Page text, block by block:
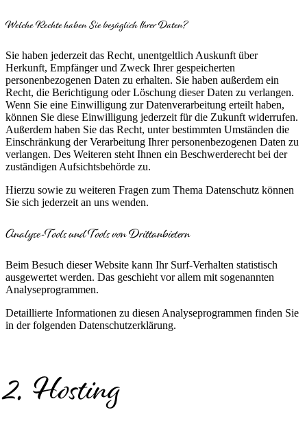
Welche Rechte haben Sie bezüglich Ihrer Daten?
Sie haben jederzeit das Recht, unentgeltlich Auskunft über
Herkunft, Empfänger und Zweck Ihrer gespeicherten
personenbezogenen Daten zu erhalten. Sie haben außerdem ein
Recht, die Berichtigung oder Löschung dieser Daten zu verlangen.
Wenn Sie eine Einwilligung zur Datenverarbeitung erteilt haben,
können Sie diese Einwilligung jederzeit für die Zukunft widerrufen.
Außerdem haben Sie das Recht, unter bestimmten Umständen die
Einschränkung der Verarbeitung Ihrer personenbezogenen Daten zu
verlangen. Des Weiteren steht Ihnen ein Beschwerderecht bei der
zuständigen Aufsichtsbehörde zu.
Hierzu sowie zu weiteren Fragen zum Thema Datenschutz können
Sie sich jederzeit an uns wenden.
Analyse-Tools und Tools von Dritt­anbietern
Beim Besuch dieser Website kann Ihr Surf-Verhalten statistisch
ausgewertet werden. Das geschieht vor allem mit sogenannten
Analyseprogrammen.
Detaillierte Informationen zu diesen Analyseprogrammen finden Sie
in der folgenden Datenschutzerklärung.
2. Hosting